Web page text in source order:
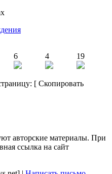
6 4 19
[ Скопировать
авторские материалы. При
ссылка на сайт